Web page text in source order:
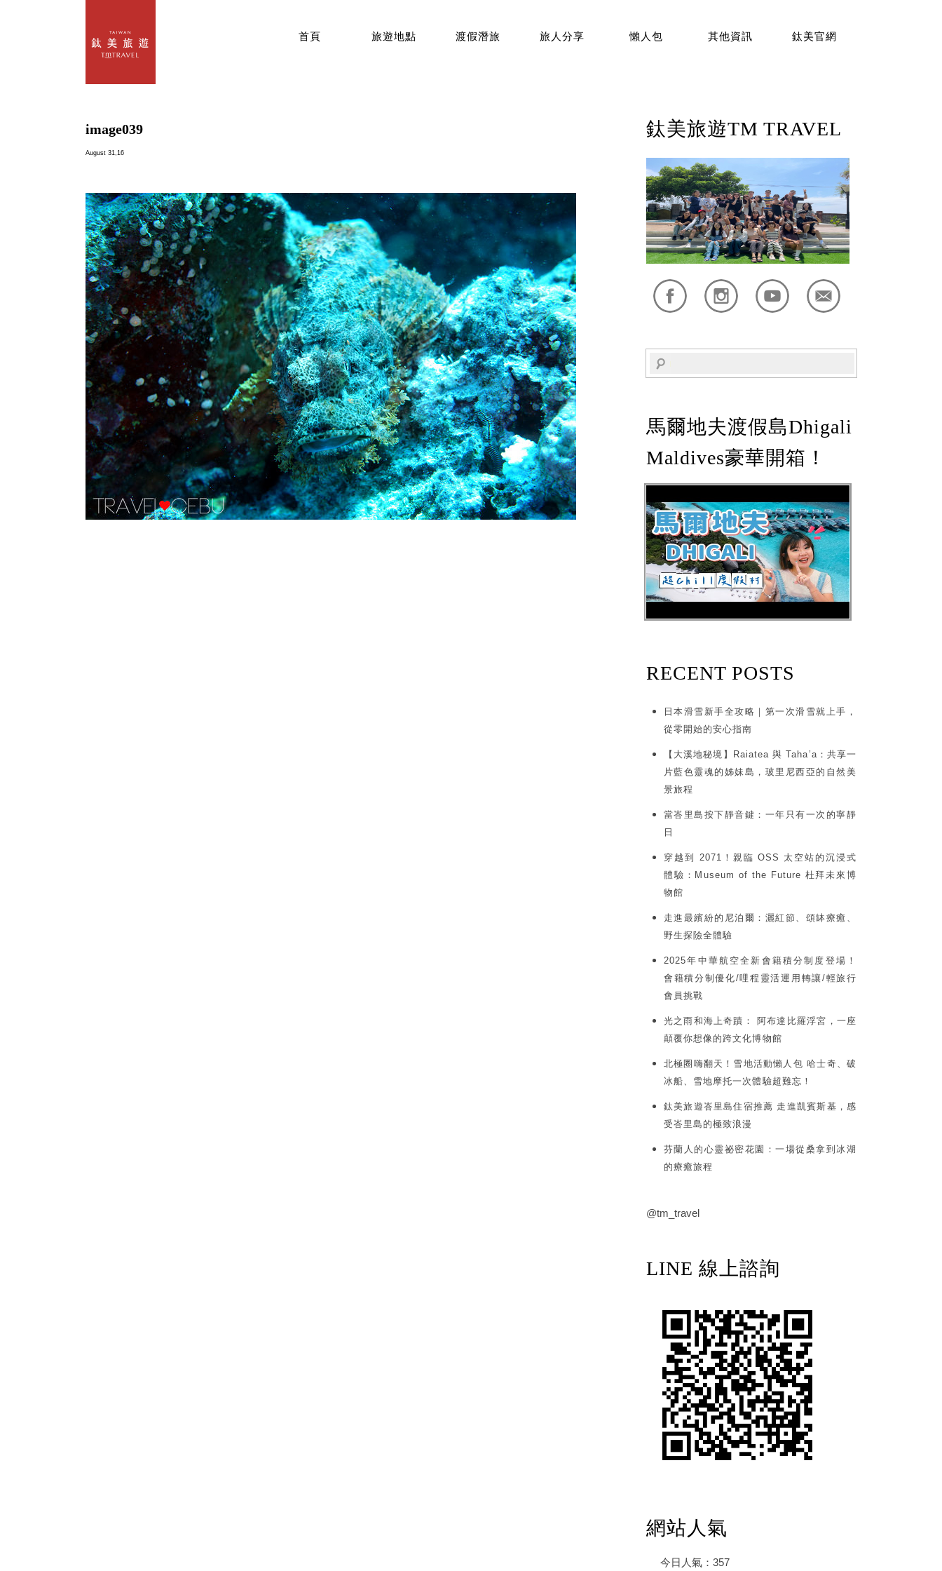
首頁 旅遊地點 渡假潛旅 旅人分享 懶人包 其他資訊 鈦美官網
image039
August 31,16
鈦美旅遊TM TRAVEL
馬爾地夫渡假島Dhigali
Maldives豪華開箱！
RECENT POSTS
日本滑雪新手全攻略｜第一次滑雪就上手，
從零開始的安心指南
【大溪地秘境】Raiatea 與 Taha’a：共享一
片藍色靈魂的姊妹島，玻里尼西亞的自然美
景旅程
當峇里島按下靜音鍵：一年只有一次的寧靜
日
穿越到 2071！親臨 OSS 太空站的沉浸式
體驗：Museum of the Future 杜拜未來博
物館
走進最繽紛的尼泊爾：灑紅節、頌缽療癒、
野生探險全體驗
2025年中華航空全新會籍積分制度登場！
會籍積分制優化/哩程靈活運用轉讓/輕旅行
會員挑戰
光之雨和海上奇蹟： 阿布達比羅浮宮，一座
顛覆你想像的跨文化博物館
北極圈嗨翻天！雪地活動懶人包 哈士奇、破
冰船、雪地摩托一次體驗超難忘！
鈦美旅遊峇里島住宿推薦 走進凱賓斯基，感
受峇里島的極致浪漫
芬蘭人的心靈祕密花園：一場從桑拿到冰湖
的療癒旅程
@tm_travel
LINE 線上諮詢
網站人氣
今日人氣： 357